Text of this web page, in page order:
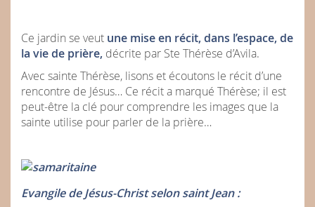
Ce jardin se veut une mise en récit, dans l’espace, de
la vie de prière, décrite par Ste Thérèse d’Avila.
Avec sainte Thérèse, lisons et écoutons le récit d’une
rencontre de Jésus… Ce récit a marqué Thérèse; il est
peut-être la clé pour comprendre les images que la
sainte utilise pour parler de la prière…
Evangile de Jésus-Christ selon saint Jean :